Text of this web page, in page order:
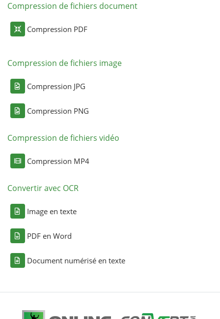
Compression de fichiers document
Compression PDF
Compression de fichiers image
Compression JPG
Compression PNG
Compression de fichiers vidéo
Compression MP4
Convertir avec OCR
Image en texte
PDF en Word
Document numérisé en texte